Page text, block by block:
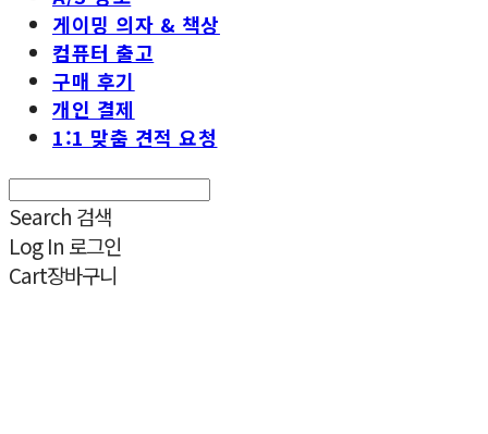
게이밍 의자 & 책상
컴퓨터 출고
구매 후기
개인 결제
1:1 맞춤 견적 요청
Search 검색
Log In 로그인
Cart장바구니